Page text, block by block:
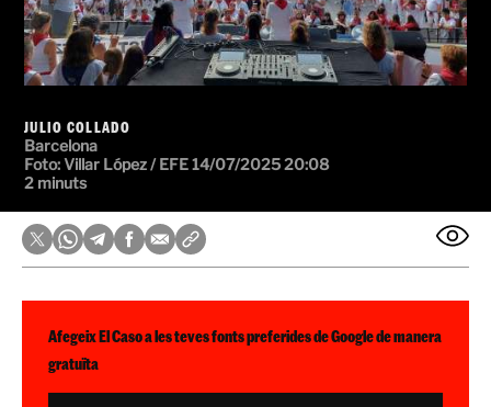
JULIO COLLADO
Barcelona
Foto: Villar López / EFE14/07/2025 20:08
2 minuts
Afegeix El Caso a les teves fonts preferides de Google de manera
gratuïta